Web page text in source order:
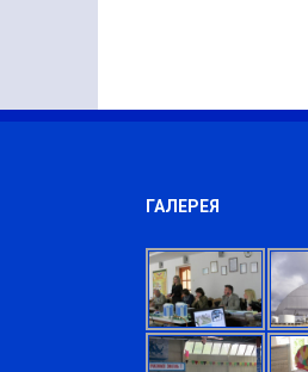
ГАЛЕРЕЯ